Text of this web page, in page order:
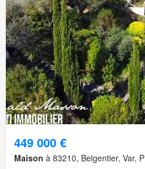
449 000 €
Maison à 83210, Belgentier, Var,